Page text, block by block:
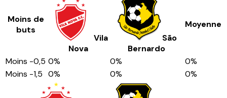
Moins de
buts
Vila
Nova
São
Bernardo
Moyenne
Moins -0,5 0% 0% 0%
Moins -1,5 0% 0% 0%